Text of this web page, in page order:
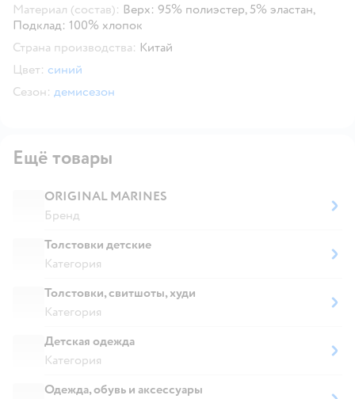
Материал (состав): Верх: 95% полиэстер, 5% эластан,
Подклад: 100% хлопок
Страна производства: Китай
Цвет: синий
Сезон: демисезон
Ещё товары
ORIGINAL MARINES
Бренд
Толстовки детские
Категория
Толстовки, свитшоты, худи
Категория
Детская одежда
Категория
Одежда, обувь и аксессуары